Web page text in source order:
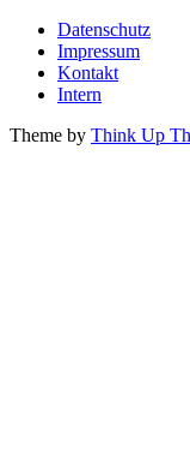
Datenschutz
Impressum
Kontakt
Intern
Theme by Think Up